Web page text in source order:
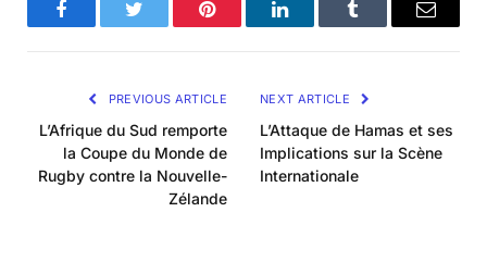
FacebookTwitter Pinterest LinkedInTumblr Email
PREVIOUS ARTICLE
L’Afrique du Sud remporte
la Coupe du Monde de
Rugby contre la Nouvelle-
Zélande
NEXT ARTICLE
L’Attaque de Hamas et ses
Implications sur la Scène
Internationale